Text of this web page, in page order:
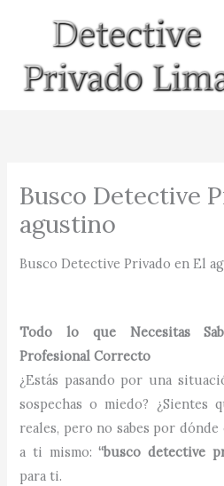
contenido
Busco Detective
agustino
Busco Detective Privado en El
Todo lo que Necesitas
Profesional Correcto
¿Estás pasando por una
sospechas o miedo? ¿Sientes
reales, pero no sabes por
a ti mismo:“busco detective
para ti.